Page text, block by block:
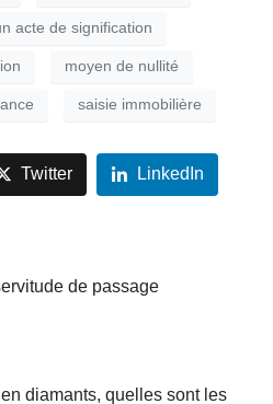
acte de signification
moyen de nullité
saisie immobilière
Twitter LinkedIn
de passage
diamants, quelles sont les